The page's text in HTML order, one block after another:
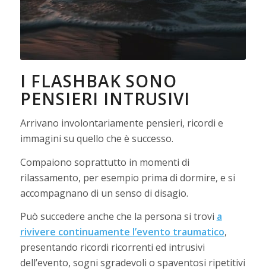
I FLASHBAK SONO
PENSIERI INTRUSIVI
Arrivano involontariamente pensieri, ricordi e
immagini su quello che è successo.
Compaiono soprattutto in momenti di
rilassamento, per esempio prima di dormire, e si
accompagnano di un senso di disagio.
Può succedere anche che la persona si trovi a
rivivere continuamente l’evento traumatico,
presentando ricordi ricorrenti ed intrusivi
dell’evento, sogni sgradevoli o spaventosi ripetitivi